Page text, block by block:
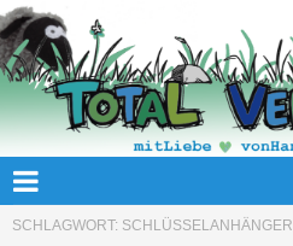
SCHLAGWORT: SCHLÜSSELANHÄNGER